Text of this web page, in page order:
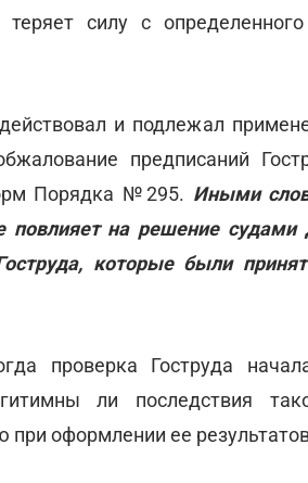
теряет силу с
и подлежал
предписаний
Порядка №295. Иными
на решение судами
которые были
проверка Гоструда
ли последствия
оформлении ее